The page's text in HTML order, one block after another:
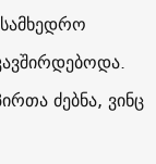
ძებნა, ვინც